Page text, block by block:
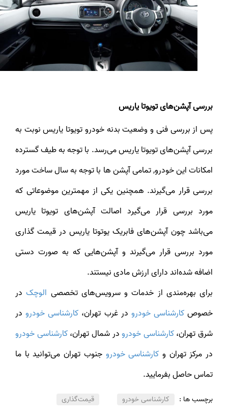
بررسی آپشن‌های تویوتا یاریس
پس از بررسی فنی و وضعیت بدنه خودرو تویوتا یاریس نوبت به
بررسی آپشن‌های تویوتا یاریس می‎‌رسد. با توجه به طیف گسترده
امکانات این خودرو, تمامی آپشن ها با توجه به سال ساخت مورد
بررسی قرار می‌گیرند. همچنین یکی از مهمترین موضوعاتی که
مورد بررسی قرار می‌گیرد اصالت آپشن‌های تویوتا یاریس
می‌باشد چون آپشن‌های فابریک یوتوتا یاریس در قیمت گذاری
مورد بررسی قرار می‌گیرند و آپشن‌هایی که به صورت دستی
اضافه شده‌اند دارای ارزش مادی نیستند.
برای بهره‌مندی از خدمات و سرویس‌های تخصصیالوچکدر
خصوصکارشناسی خودرودر غرب تهران،کارشناسی خودرودر
شرق تهران،کارشناسی خودرودر شمال تهران،کارشناسی خودرو
در مرکز تهران وکارشناسی خودروجنوب تهران می‌توانید با ما
تماس حاصل بفرمایید.
برچسب ها : کارشناسی خودرو قیمت‌گذاری